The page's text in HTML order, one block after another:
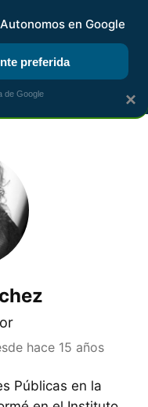
NUEVO
DIGITAL
hace 15 años
Públicas en la
×
en Google
preferida
de Google